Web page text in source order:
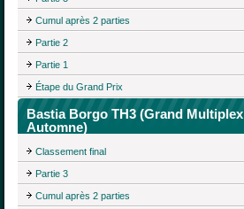
Cumul après 2 parties
Partie 2
Partie 1
Étape du Grand Prix
Bastia Borgo TH3 (Grand Multiplex
Automne)
Classement final
Partie 3
Cumul après 2 parties